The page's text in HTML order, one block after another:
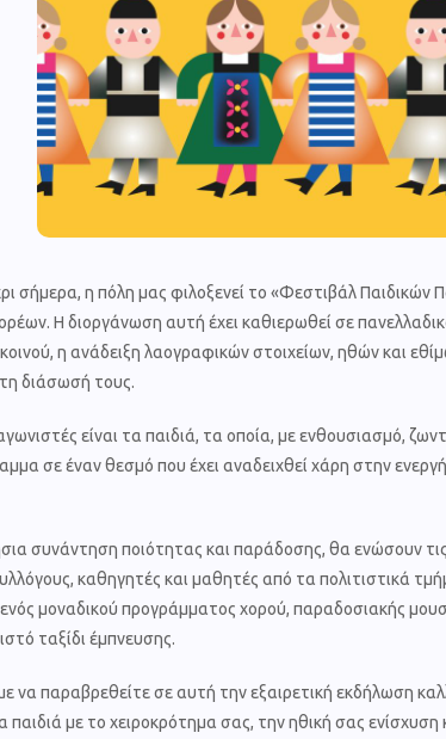
σήμερα, η πόλη μας φιλοξενεί το «Φεστιβάλ
Η διοργάνωση αυτή έχει καθιερωθεί σε
η ανάδειξη λαογραφικών στοιχείων, ηθών και
διάσωσή τους.
είναι τα παιδιά, τα οποία, με ενθουσιασμό,
σε έναν θεσμό που έχει αναδειχθεί χάρη στην
συνάντηση ποιότητας και παράδοσης, θα ενώσουν
καθηγητές και μαθητές από τα πολιτιστικά
μοναδικού προγράμματος χορού, παραδοσιακής
ταξίδι έμπνευσης.
να παραβρεθείτε σε αυτή την εξαιρετική εκδήλωση
παιδιά με το χειροκρότημα σας, την ηθική σας